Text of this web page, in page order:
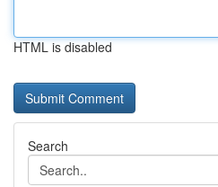
HTML is disabled
Search